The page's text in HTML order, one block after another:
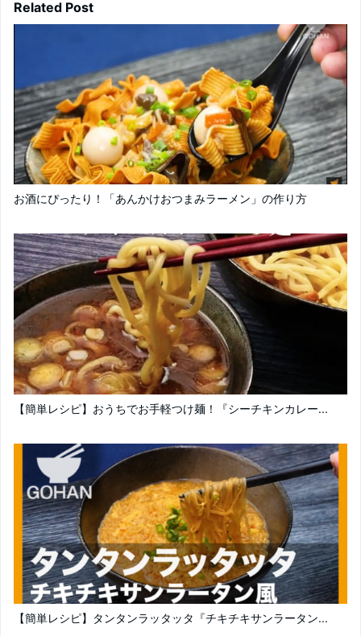
Related Post
お酒にぴったり！「あんかけおつまみラーメン」の作り方
【簡単レシピ】おうちでお手軽つけ麺！『シーチキンカレー...
【簡単レシピ】タンタンラッタッタ『チキチキサンラータン...